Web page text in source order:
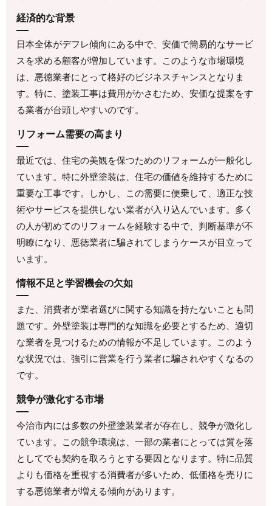
経済的な背景
日本全体がデフレ傾向にある中で、安価で簡易的なサービ
スを求める顧客が増加しています。このような市場環境
は、悪徳業者にとって格好のビジネスチャンスとなりま
す。特に、塗装工事は費用がかさむため、安価な提案をす
る業者が台頭しやすいのです。
リフォーム需要の高まり
最近では、住宅の美観を保つためのリフォームが一般化し
ています。特に外壁塗装は、住宅の価値を維持するために
重要な工事です。しかし、この需要に便乗して、適正な技
術やサービスを提供しない業者が入り込んでいます。多く
の人が初めてのリフォームを経験する中で、判断基準が不
明瞭になり、悪徳業者に騙されてしまうケースが目立って
います。
情報不足と学習機会の欠如
また、消費者が業者選びに関する知識を持たないことも問
題です。外壁塗装は専門的な知識を必要とするため、適切
な業者を見つけるための情報が不足しています。このよう
な状況では、強引に営業を行う業者に騙されやすくなるの
です。
競争が激化する市場
今治市内には多数の外壁塗装業者が存在し、競争が激化し
ています。この競争環境は、一部の業者にとっては質を落
としてでも契約を取ろうとする要因となります。特に品質
よりも価格を重視する消費者が多いため、低価格を売りに
する悪徳業者が増える傾向があります。